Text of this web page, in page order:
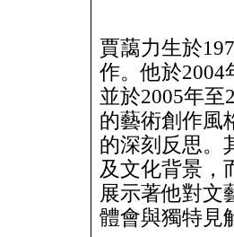
賈藹力生於
作。他於
並於2005年
的藝術創作風
的深刻反思。
及文化背景，
展示著他對文
體會與獨特見